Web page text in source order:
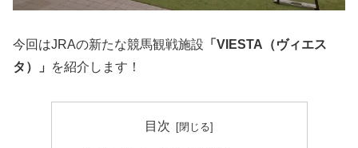
今回はJRAの新たな競馬観戦施設 「VIESTA（ヴィエス
タ）」
を紹介します！
目次